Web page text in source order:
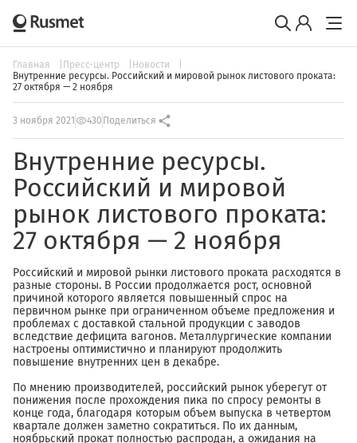
Главная Пресс-центр
Новости
Внутренние ресурсы. Российский и мировой рынок листового проката:
27 октября — 2 ноября
3 ноября 2021 430 Поделиться
Внутренние ресурсы.
Российский и мировой
рынок листового проката:
27 октября — 2 ноября
Российский и мировой рынки листового проката расходятся в
разные стороны. В России продолжается рост, основной
причиной которого является повышенный спрос на
первичном рынке при ограниченном объеме предложения и
проблемах с доставкой стальной продукции с заводов
вследствие дефицита вагонов. Металлургические компании
настроены оптимистично и планируют продолжить
повышение внутренних цен в декабре.
По мнению производителей, российский рынок уберегут от
понижения после прохождения пика по спросу ремонты в
конце года, благодаря которым объем выпуска в четвертом
квартале должен заметно сократиться. По их данным,
ноябрьский прокат полностью распродан, а ожидания на